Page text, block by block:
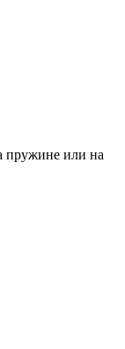
пружине или на